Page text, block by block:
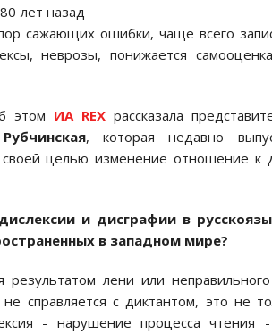
лет назад
сажающих ошибки, чаще всего
неврозы, понижается
этом ИА REXрассказала
, которая недавно
целью изменение отношение к
и дисграфии в
в западном мире?
лени или
справляется с диктантом, это не
- нарушение процесса чтения